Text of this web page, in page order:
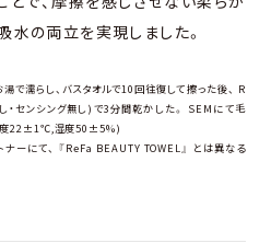
水の両立を実現しました。
で濡らし、バスタオルで10回往復して擦った後、 R
センシング無し)で3分間乾かした。 SEMにて毛
度22±1℃,湿度50±5%)
ーにて、 『ReFa BEAUTY TOWEL』 とは異なる